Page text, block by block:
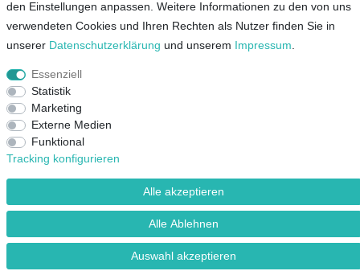
den Einstellungen anpassen. Weitere Informationen zu den von uns
verwendeten Cookies und Ihren Rechten als Nutzer finden Sie in
unserer Daten­schutz­erklärung und unserem Impressum
Essenziell
Statistik
Marketing
Externe Medien
Funktional
Tracking konfigurieren
Alle akzeptieren
Alle Ablehnen
Auswahl akzeptieren
Datenschutz
Impressum
© Copyright 2026 Lieblingsshop GmbH | Alle Rechte vorbehalten.